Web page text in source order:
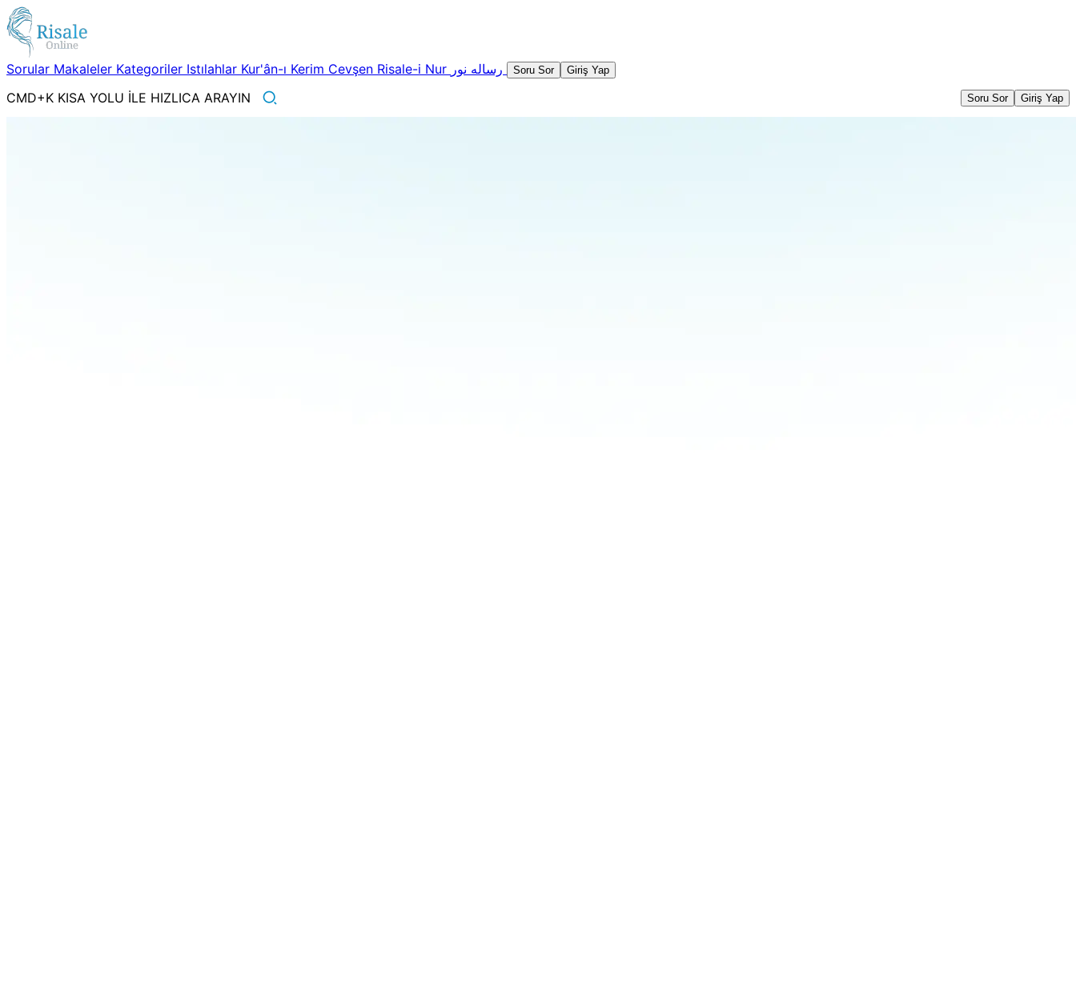
Sorular Makaleler Kategoriler Istılahlar Kur'ân-ı Kerim Cevşen Risale-i Nur Soru Sor Giriş Yap
CMD+K KISA YOLU İLE HIZLICA ARAYIN Soru Sor Giriş Yap